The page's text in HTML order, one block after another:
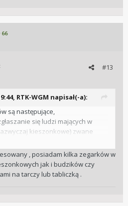
66
#13
RTK-WGM napisał(-a):
są następujące,
się ludzi mających w
kieszonkowe) zwane
rodzaju zegarki kieszonkowe z
Zegrze, Sulikowski,
ma takie zegarki, posiada wiedzę
i poprosimy o dołączenie do
dokonywać w tym temacie
, posiadam kilka zegarków w
jak i budzików czy
na tarczy lub tabliczką .